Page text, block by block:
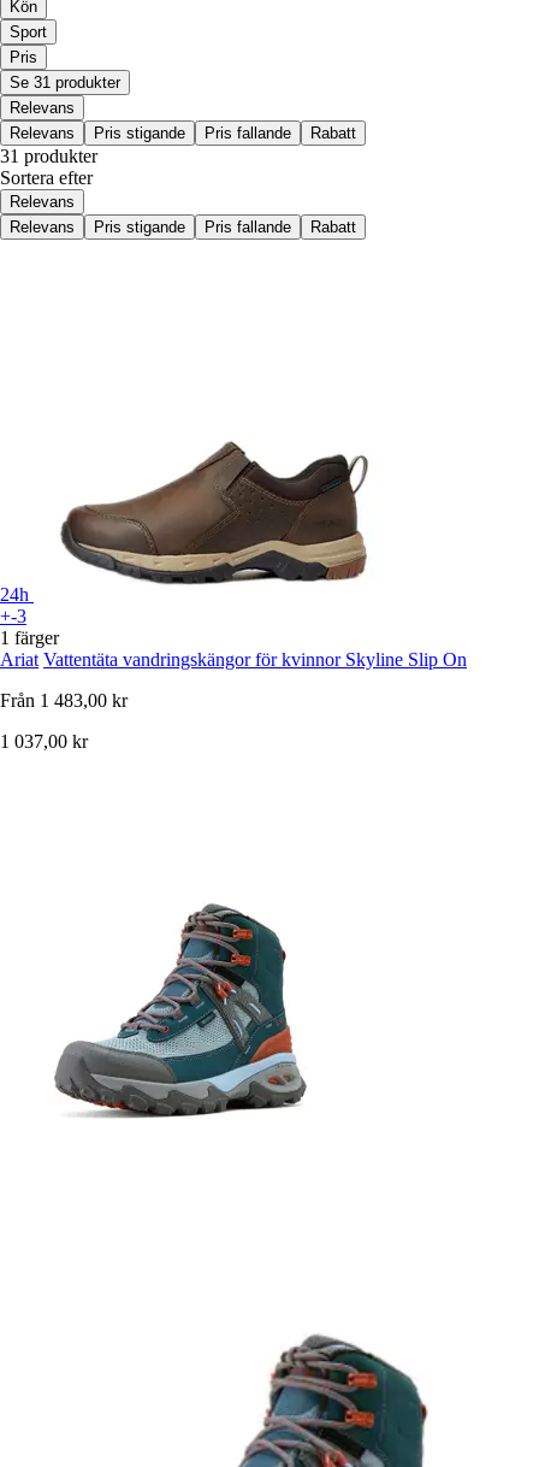
Kön
Sport
Pris
Se 31 produkter
Relevans
Relevans
Pris stigande Pris fallande Rabatt
31 produkter
Sortera efter
Relevans
Relevans
Pris stigande Pris fallande Rabatt
24h
+-3
1 färger
Ariat Vattentäta vandringskängor för kvinnor Skyline Slip On
Från 1 483,00 kr
1 037,00 kr